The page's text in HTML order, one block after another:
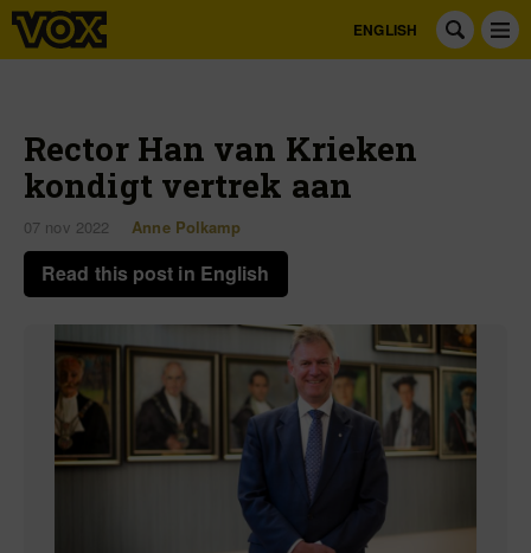
ENGLISH
Rector Han van Krieken
kondigt vertrek aan
07 nov 2022 Anne Polkamp
Read this post in English